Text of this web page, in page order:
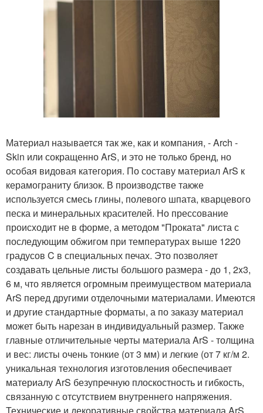
Материал называется так же, как и компания, - Arch -
Skin или сокращенно ArS, и это не только бренд, но
особая видовая категория. По составу материал ArS к
керамограниту близок. В производстве также
используется смесь глины, полевого шпата, кварцевого
песка и минеральных красителей. Но прессование
происходит не в форме, а методом "Проката" листа с
последующим обжигом при температурах выше 1220
градусов C в специальных печах. Это позволяет
создавать цельные листы большого размера - до 1, 2x3,
6 м, что является огромным преимуществом материала
ArS перед другими отделочными материалами. Имеются
и другие стандартные форматы, а по заказу материал
может быть нарезан в индивидуальный размер. Также
главные отличительные черты материала ArS - толщина
и вес: листы очень тонкие (от 3 мм) и легкие (от 7 кг/м 2.
уникальная технология изготовления обеспечивает
материалу ArS безупречную плоскостность и гибкость,
связанную с отсутствием внутреннего напряжения.
Технические и декоративные свойства материала ArS